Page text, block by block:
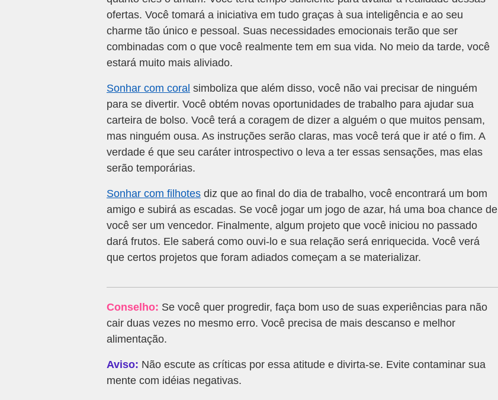
ofertas. Você tomará a iniciativa em tudo graças à sua inteligência e ao seu
charme tão único e pessoal. Suas necessidades emocionais terão que ser
combinadas com o que você realmente tem em sua vida. No meio da tarde, você
estará muito mais aliviado.
Sonhar com coral simboliza que além disso, você não vai precisar de ninguém
para se divertir. Você obtém novas oportunidades de trabalho para ajudar sua
carteira de bolso. Você terá a coragem de dizer a alguém o que muitos pensam,
mas ninguém ousa. As instruções serão claras, mas você terá que ir até o fim. A
verdade é que seu caráter introspectivo o leva a ter essas sensações, mas elas
serão temporárias.
Sonhar com filhotes diz que ao final do dia de trabalho, você encontrará um bom
amigo e subirá as escadas. Se você jogar um jogo de azar, há uma boa chance de
você ser um vencedor. Finalmente, algum projeto que você iniciou no passado
dará frutos. Ele saberá como ouvi-lo e sua relação será enriquecida. Você verá
que certos projetos que foram adiados começam a se materializar.
Conselho: Se você quer progredir, faça bom uso de suas experiências para não
cair duas vezes no mesmo erro. Você precisa de mais descanso e melhor
alimentação.
Aviso: Não escute as críticas por essa atitude e divirta-se. Evite contaminar sua
mente com idéias negativas.